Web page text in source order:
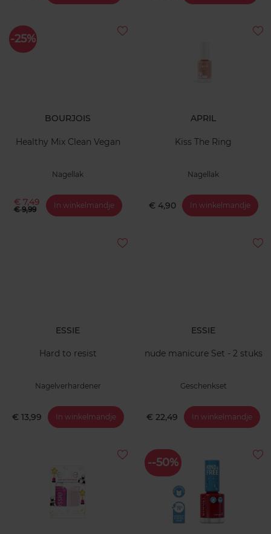
-25%
BOURJOIS
Healthy Mix Clean Vegan
Nagellak
€ 7,49
€ 9,99 In winkelmandje
APRIL
Kiss The Ring
Nagellak
€ 4,90 In winkelmandje
ESSIE
Hard to resist
Nagelverhardener
€ 13,99 In winkelmandje
ESSIE
nude manicure Set - 2 stuks
Geschenkset
€ 22,49 In winkelmandje
--50%